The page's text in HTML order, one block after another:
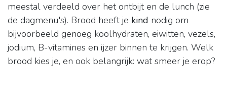
meestal verdeeld over het ontbijt en de lunch (zie
de dagmenu's). Brood heeft je kind nodig om
bijvoorbeeld genoeg koolhydraten, eiwitten, vezels,
jodium, B-vitamines en ijzer binnen te krijgen. Welk
brood kies je, en ook belangrijk: wat smeer je erop?